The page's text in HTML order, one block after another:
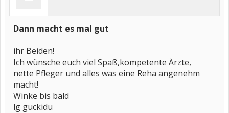
Dann macht es mal gut
ihr Beiden!
Ich wünsche euch viel Spaß,kompetente Ärzte,
nette Pfleger und alles was eine Reha angenehm
macht!
Winke bis bald
lg guckidu